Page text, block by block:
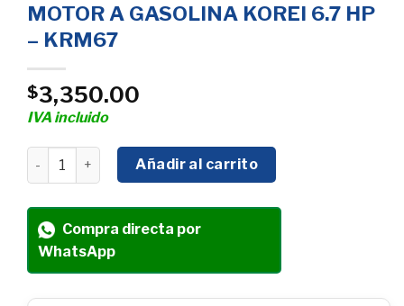
MOTOR A GASOLINA KOREI 6.7 HP
– KRM67
$3,350.00
IVA incluido
MOTOR A GASOLINA KOREI 6.7 HP - KRM67 cantidad
Añadir al carrito
Compra directa por
WhatsApp